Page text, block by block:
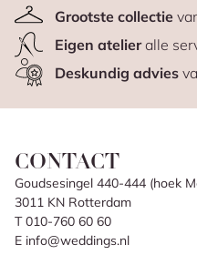
Grootste collectie
Eigen atelieralle
Deskundig advies
CONTACT
Goudsesingel 440-444 (hoek
3011 KN Rotterdam
T 010-760 60 60
E info@weddings.nl